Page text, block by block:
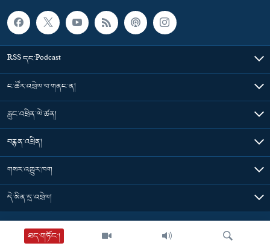
ཐད་གཏོང་།
RSS དང་Podcast
ང་ཚོར་འབྲེལ་བ་གནང་ན།
རླུང་འཕྲིན་ལེ་ཚན།
བརྙན་འཕྲིན།
གསར་འགྱུར་ཁག
དེ་མིན་དྲ་འབྲེལ།
Tibet Time